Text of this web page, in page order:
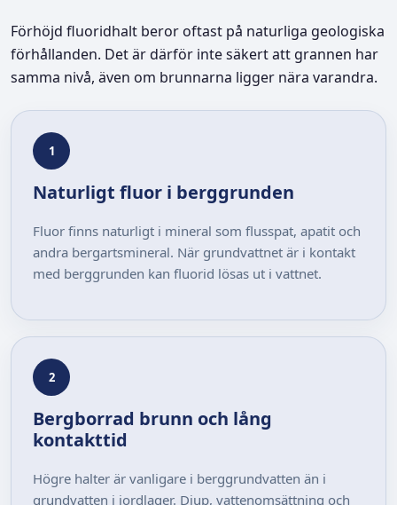
Förhöjd fluoridhalt beror oftast på naturliga geologiska
förhållanden. Det är därför inte säkert att grannen har
samma nivå, även om brunnarna ligger nära varandra.
1
Naturligt fluor i berggrunden
Fluor finns naturligt i mineral som flusspat, apatit och
andra bergartsmineral. När grundvattnet är i kontakt
med berggrunden kan fluorid lösas ut i vattnet.
2
Bergborrad brunn och lång
kontakttid
Högre halter är vanligare i berggrundvatten än i
grundvatten i jordlager. Djup, vattenomsättning och